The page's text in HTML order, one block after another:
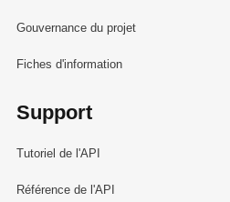
Gouvernance du projet
Fiches d'information
Support
Tutoriel de l'API
Référence de l'API